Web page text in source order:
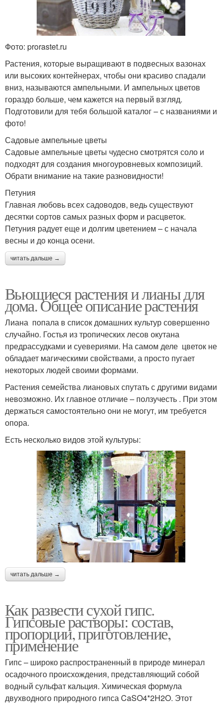
Фото: prorastet.ru
Растения, которые выращивают в подвесных вазонах
или высоких контейнерах, чтобы они красиво спадали
вниз, называются ампельными. И ампельных цветов
гораздо больше, чем кажется на первый взгляд.
Подготовили для тебя большой каталог – с названиями и
фото!
Садовые ампельные цветы
Садовые ампельные цветы чудесно смотрятся соло и
подходят для создания многоуровневых композиций.
Обрати внимание на такие разновидности!
Петуния
Главная любовь всех садоводов, ведь существуют
десятки сортов самых разных форм и расцветок.
Петуния радует еще и долгим цветением – с начала
весны и до конца осени.
читать дальше →
Вьющиеся растения и лианы для
дома. Общее описание растения
Лиана попала в список домашних культур совершенно
случайно. Гостья из тропических лесов окутана
предрассудками и суевериями. На самом деле цветок не
обладает магическими свойствами, а просто пугает
некоторых людей своими формами.
Растения семейства лиановых спутать с другими видами
невозможно. Их главное отличие – ползучесть . При этом
держаться самостоятельно они не могут, им требуется
опора.
Есть несколько видов этой культуры:
читать дальше →
Как развести сухой гипс.
Гипсовые растворы: состав,
пропорции, приготовление,
применение
Гипс – широко распространенный в природе минерал
осадочного происхождения, представляющий собой
водный сульфат кальция. Химическая формула
двухводного природного гипса CaSO4*2H2O. Этот